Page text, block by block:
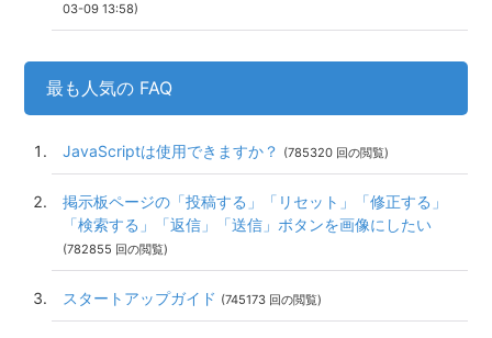
03-09 13:58)
最も人気の FAQ
JavaScriptは使用できますか？ (785320 回の閲覧)
掲示板ページの「投稿する」「リセット」「修正する」
「検索する」「返信」「送信」ボタンを画像にしたい
(782855 回の閲覧)
スタートアップガイド (745173 回の閲覧)